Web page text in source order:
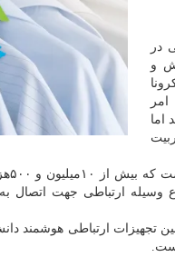
در
و
اما
وی
دانش آموزان هیچ نوع وسیله
ارتباطی هوشمند دانش